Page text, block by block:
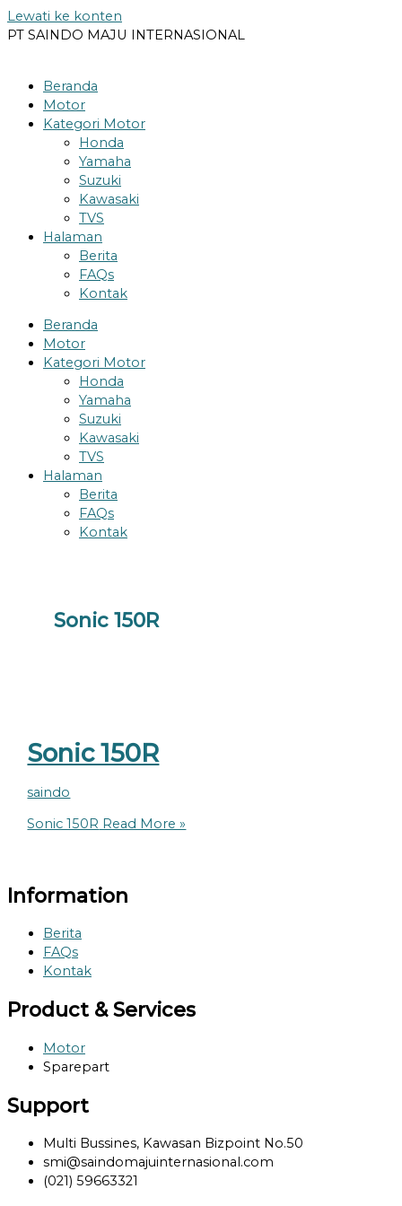
Lewati ke konten
PT SAINDO MAJU INTERNASIONAL
Beranda
Motor
Kategori Motor
Honda
Yamaha
Suzuki
Kawasaki
TVS
Halaman
Berita
FAQs
Kontak
Beranda
Motor
Kategori Motor
Honda
Yamaha
Suzuki
Kawasaki
TVS
Halaman
Berita
FAQs
Kontak
Sonic 150R
Sonic 150R
saindo
Sonic 150R Read More »
Information
Berita
FAQs
Kontak
Product & Services
Motor
Sparepart
Support
Multi Bussines, Kawasan Bizpoint No.50
smi@saindomajuinternasional.com
(021) 59663321